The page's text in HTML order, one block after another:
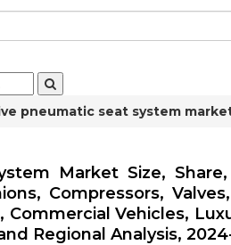
pneumatic seat system
Market Size,
Compressors,
Vehicles,
Regional Analysis,